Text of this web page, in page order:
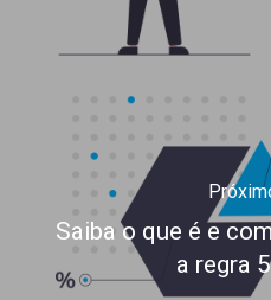
Saiba o que é e
a regra